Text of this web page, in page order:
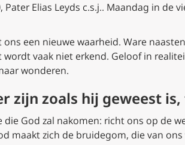
Elias Leyds c.s.j.. Maandag in de
een nieuwe waarheid. Ware
vaak niet erkend. Geloof in
wonderen.
zijn zoals hij geweest
God zal nakomen: richt ons op de
maakt zich de bruidegom, die van